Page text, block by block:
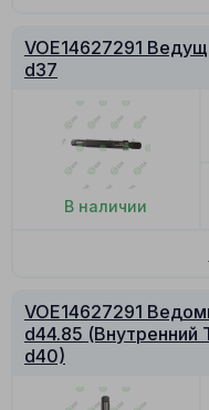
VOE14627291
d37
В наличии
VOE14627291
d44.85 (Внутренний
d40)